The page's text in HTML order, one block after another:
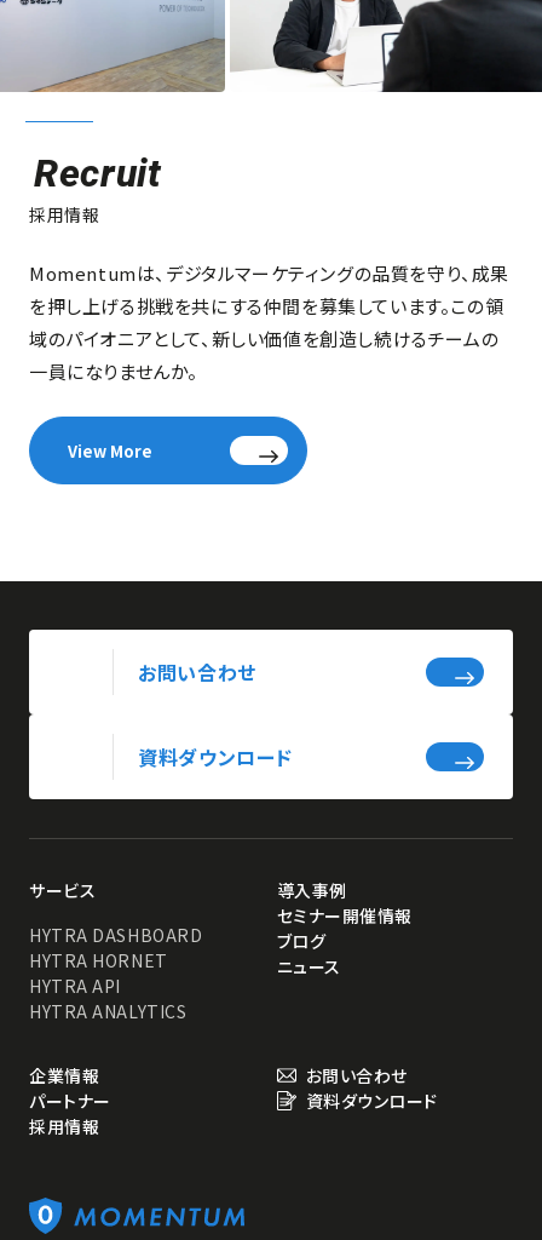
Recruit
採用情報
Momentumは、デジタルマーケティングの品質を守り、成果
を押し上げる挑戦を共にする仲間を募集しています。この領
域のパイオニアとして、新しい価値を創造し続けるチームの
一員になりませんか。
View More
お問い合わせ
資料ダウンロード
サービス
HYTRA DASHBOARD
HYTRA HORNET
HYTRA API
HYTRA ANALYTICS
導入事例
セミナー開催情報
ブログ
ニュース
企業情報
パートナー
採用情報
お問い合わせ
資料ダウンロード